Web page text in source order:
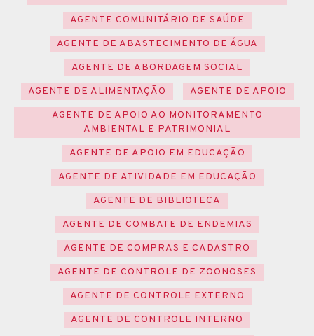
AGENTE COMUNITÁRIO DE SAÚDE
AGENTE DE ABASTECIMENTO DE ÁGUA
AGENTE DE ABORDAGEM SOCIAL
AGENTE DE ALIMENTAÇÃO
AGENTE DE APOIO
AGENTE DE APOIO AO MONITORAMENTO
AMBIENTAL E PATRIMONIAL
AGENTE DE APOIO EM EDUCAÇÃO
AGENTE DE ATIVIDADE EM EDUCAÇÃO
AGENTE DE BIBLIOTECA
AGENTE DE COMBATE DE ENDEMIAS
AGENTE DE COMPRAS E CADASTRO
AGENTE DE CONTROLE DE ZOONOSES
AGENTE DE CONTROLE EXTERNO
AGENTE DE CONTROLE INTERNO